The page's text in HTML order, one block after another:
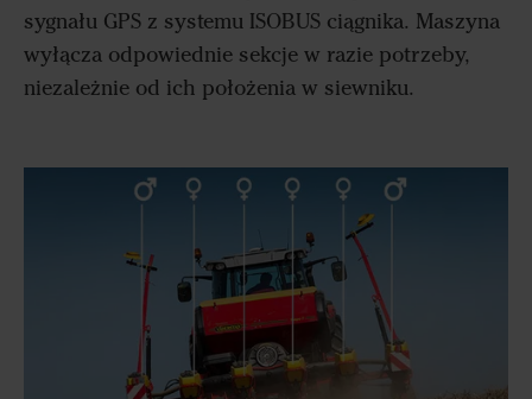
sygnału GPS z systemu ISOBUS ciągnika. Maszyna
wyłącza odpowiednie sekcje w razie potrzeby,
niezależnie od ich położenia w siewniku.